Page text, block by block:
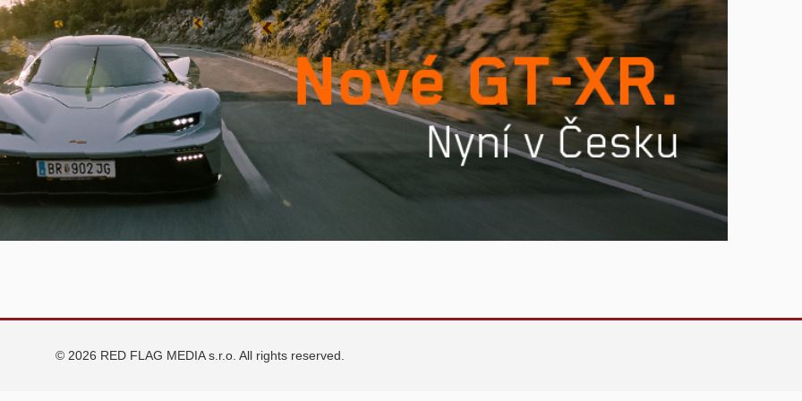
© 2026 RED FLAG MEDIA s.r.o. All rights reserved.